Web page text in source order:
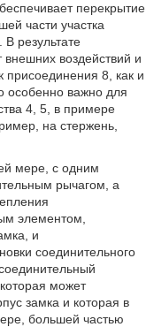
перекрытие
части участка
результате
воздействий и
присоединения 8, как и
особенно важно для
4, 5, в примере
на стержень,
мере, с одним
рычагом, а
элементом,
и
соединительного
может
замка и которая в
большей частью